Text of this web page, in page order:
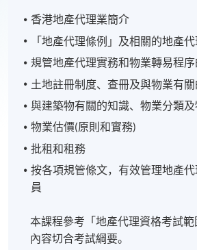
香港地產代理業簡介
「地產代理條例」及相關的地產
規管地產代理實務和物業轉易程序
土地註冊制度、查冊及與物業有
與建築物有關的知識、物業分類
物業估價(原則和實務)
批租和租務
按各項規管條文，有效管理地產
員
本課程參考「地產代理資格考試
內容切合考試綱要。